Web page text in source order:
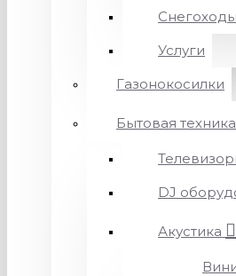
Снегоходы
Услуги
Газонокосилки
Бытовая техника
DJ
Акустика